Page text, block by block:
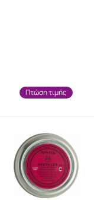
Πτώση τιμής